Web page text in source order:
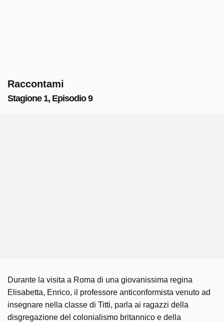
Raccontami
Stagione 1, Episodio 9
Durante la visita a Roma di una giovanissima regina
Elisabetta, Enrico, il professore anticonformista venuto ad
insegnare nella classe di Titti, parla ai ragazzi della
disgregazione del colonialismo britannico e della